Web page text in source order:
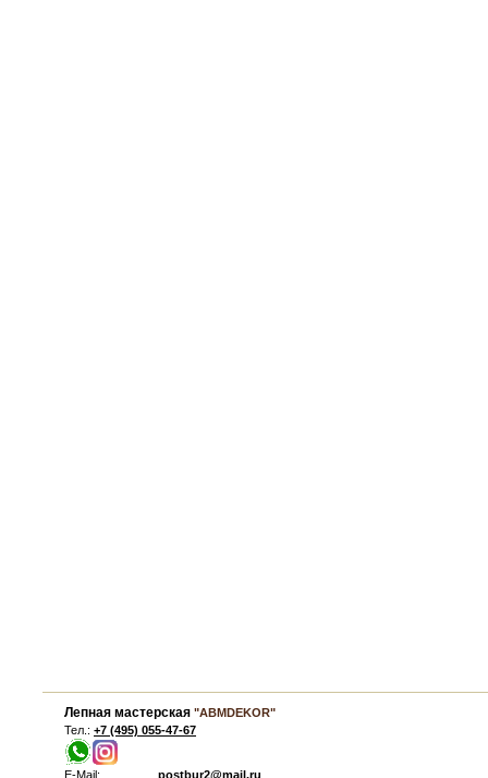
Лепная мастерская "ABMDEKOR"
Тел.: +7 (495) 055-47-67
E-Mail: postbur2@mail.ru